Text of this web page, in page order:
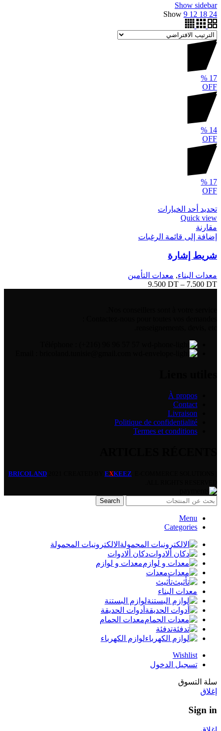
Show sidebar
Show 9 12 18 24
17
%
OFF
14
%
OFF
17
%
OFF
تحديد أحد الخيارات
Quick view
مقارنة
إضافة إلى قائمة الرغبات
شريط إشارة
معدات البناء, معدات التأمين
7.500 DT
–
9.500 DT
À propos
Contact
Livraison
Politique de confidentialité
Termes et conditions
BRICOLAND EXKEEZ
Search
Menu
Categories
الالكترونيات المحمولة
دكان ألادوات
معدات و لوازم
معدات
تأثيث
معدات البناء
لوازم البستنة
أدوات الحديقة
معدات الحمام
تدفئة
لوازم الكهرباء
Wishlist
تسجيل الدخول
سلة التسوق
إغلاق
Sign in